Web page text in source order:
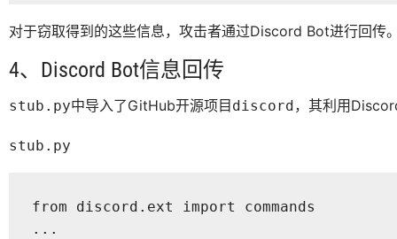
对于窃取得到的这些信息，攻击者通过Discord Bot进行回传
4、Discord Bot信息回传
stub.py中导入了GitHub开源项目 discord ，其利用
stub.py
from discord.ext import commands
...